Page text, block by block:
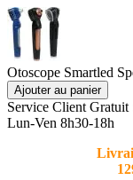
Otoscope Smartled
Ajouter au panier
Service Client Gratuit
Lun-Ven 8h30-18h